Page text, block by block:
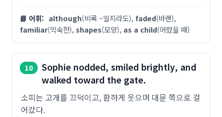
📘 어휘: although(비록 ~일지라도), faded(바랜),
familiar(익숙한), shapes(모양), as a child(어렸을 때)
10
Sophie nodded, smiled brightly, and
walked toward the gate.
소피는 고개를 끄덕이고, 환하게 웃으며 대문 쪽으로 걸
어갔다.